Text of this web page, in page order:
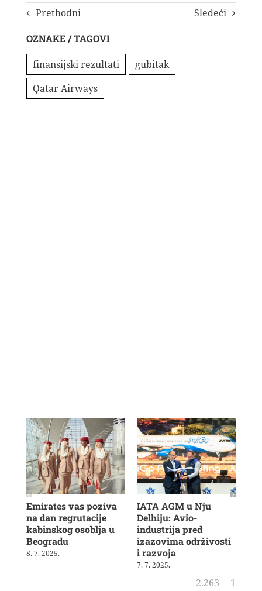
Prethodni Sledeći
OZNAKE / TAGOVI
finansijski rezultati
gubitak
Qatar Airways
Emirates vas poziva
na dan regrutacije
kabinskog osoblja u
Beogradu
8. 7. 2025.
IATA AGM u Nju
Delhiju: Avio-
industrija pred
izazovima održivosti
i razvoja
7. 7. 2025.
2.263 | 1